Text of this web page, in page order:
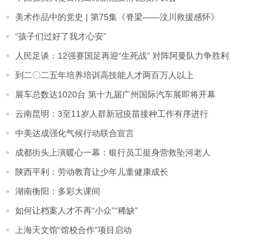
美术作品中的党史 | 第75集《脊梁——汶川救援感怀》
“孩子们过好了我才心安”
人民足谈：12强赛国足再迎“生死战” 对阵阿曼队力争胜利
到二〇二五年培养培训高技能人才两百万人以上
展车总数达1020台 第十九届广州国际汽车展即将开幕
云南昆明：3至11岁人群新冠疫苗接种工作有序进行
中美达成强化气候行动联合宣言
成都街头上演暖心一幕：银行员工挺身营救坠河老人
陕西平利：劳动教育让少年儿童健康成长
湖南衡阳：多彩大课间
如何让档案人才不再“小众”“稀缺”
上海天文馆“馆校合作”项目启动